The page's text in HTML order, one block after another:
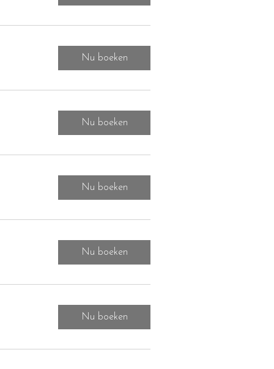
Nu boeken
Nu boeken
Nu boeken
Nu boeken
Nu boeken